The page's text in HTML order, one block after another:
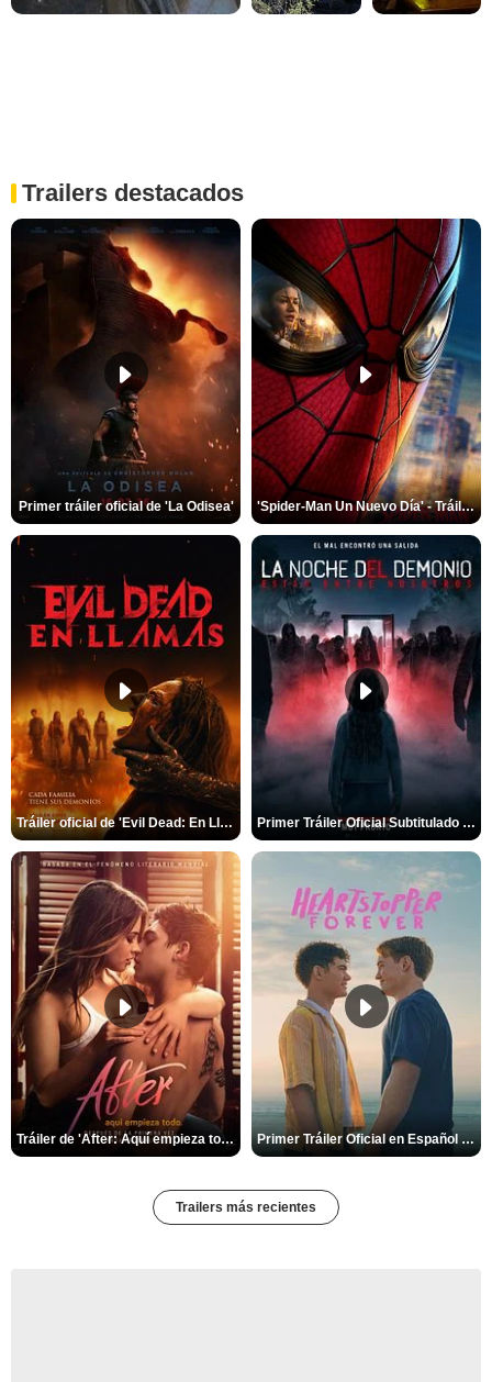
Trailers destacados
Primer tráiler oficial de 'La Odisea' 'Spider-Man Un Nuevo Día' - Tráiler oficial subtitulado
Tráiler oficial de 'Evil Dead: En Llamas' Primer Tráiler Oficial Subtitulado de 'La Noche Del Demonio: Están Entre Nosotros'
Tráiler de 'After: Aquí empieza todo' Primer Tráiler Oficial en Español de 'Heartstopper Forever'
Trailers más recientes